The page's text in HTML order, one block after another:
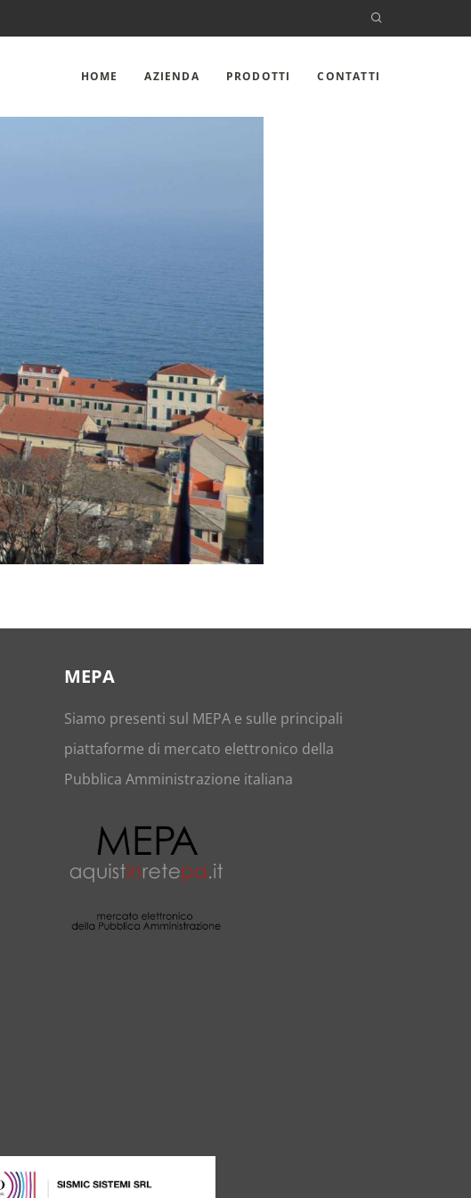
HOME AZIENDA PRODOTTI CONTATTI
MEPA
Siamo presenti sul MEPA e sulle principali
piattaforme di mercato elettronico della
Pubblica Amministrazione italiana